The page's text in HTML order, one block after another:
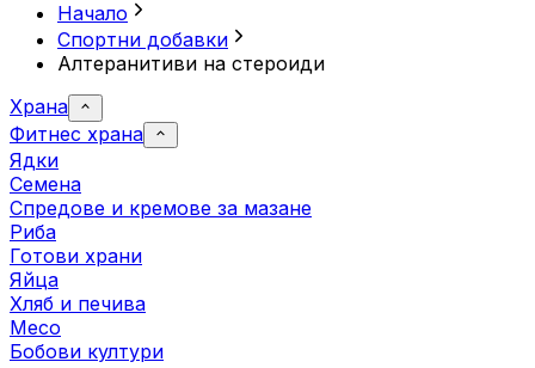
Начало
Спортни добавки
Алтеранитиви на стероиди
Храна
Фитнес храна
Ядки
Семена
Спредове и кремове за мазане
Риба
Готови храни
Яйца
Хляб и печива
Месо
Бобови култури